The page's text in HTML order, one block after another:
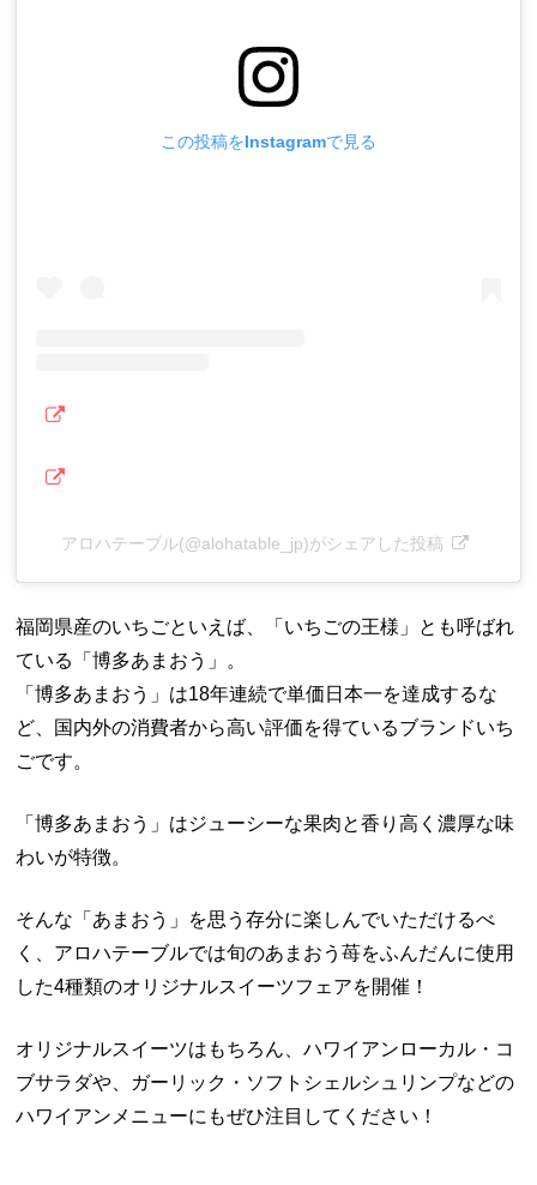
この投稿をInstagramで見る
アロハテーブル(@alohatable_jp)がシェアした投稿
福岡県産のいちごといえば、「いちごの王様」とも呼ばれ
ている「博多あまおう」。
「博多あまおう」は18年連続で単価日本一を達成するな
ど、国内外の消費者から高い評価を得ているブランドいち
ごです。
「博多あまおう」はジューシーな果肉と香り高く濃厚な味
わいが特徴。
そんな「あまおう」を思う存分に楽しんでいただけるべ
く、アロハテーブルでは旬のあまおう苺をふんだんに使用
した4種類のオリジナルスイーツフェアを開催！
オリジナルスイーツはもちろん、ハワイアンローカル・コ
ブサラダや、ガーリック・ソフトシェルシュリンプなどの
ハワイアンメニューにもぜひ注目してください！